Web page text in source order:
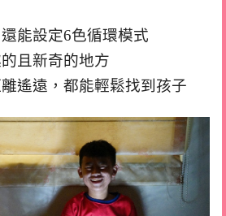
能設定6色循環模式
且新奇的地方
遙遠，都能輕鬆找到孩子